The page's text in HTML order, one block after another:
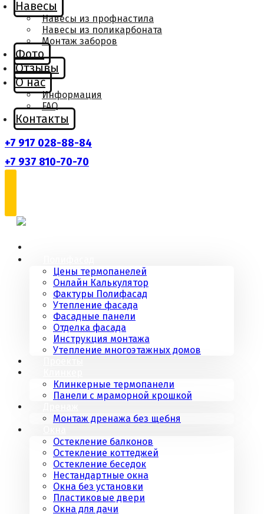
Навесы
Навесы из профнастила
Навесы из поликарбоната
Монтаж заборов
Фото
Отзывы
О нас
Информация
FAQ
Контакты
+7 917 028-88-84
+7 937 810-70-70
Цены термопанелей
Онлайн Калькулятор
Фактуры Полифасад
Утепление фасада
Фасадные панели
Отделка фасада
Инструкция монтажа
Утепление многоэтажных домов
Клинкерные термопанели
Панели с мраморной крошкой
Монтаж дренажа без щебня
Остекление балконов
Остекление коттеджей
Остекление беседок
Нестандартные окна
Окна без установки
Пластиковые двери
Окна для дачи